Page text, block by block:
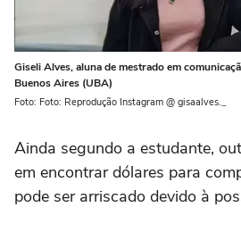
Giseli Alves, aluna de mestrado em
Buenos Aires (UBA)
Foto: Foto: Reprodução Instagram @ gisaalves._
Ainda segundo a estudante,
em encontrar dólares para
pode ser arriscado devido à